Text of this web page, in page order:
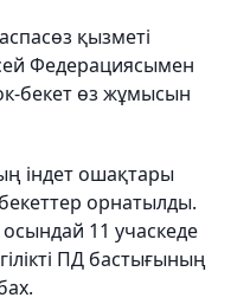
қызметі
Федерациясымен
бекет өз жұмысын
індет ошақтары
орнатылды.
11 учаскеде
ПД бастығының